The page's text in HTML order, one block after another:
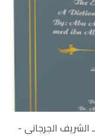
الشريف الجرجانى -